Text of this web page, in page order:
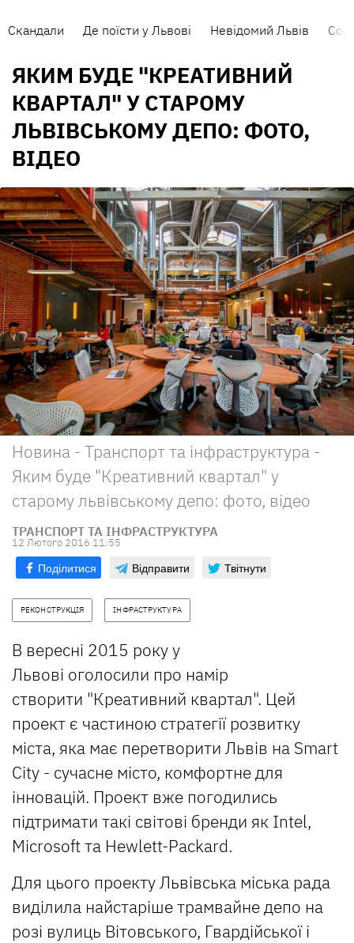
Скандали Де поїсти у Львові Невідомий Львів
ЯКИМ БУДЕ "КРЕАТИВНИЙ
КВАРТАЛ" У СТАРОМУ
ЛЬВІВСЬКОМУ ДЕПО: ФОТО,
ВІДЕО
Новина - Транспорт та інфраструктура -
Яким буде "Креативний квартал" у
старому львівському депо: фото, відео
ТРАНСПОРТ ТА ІНФРАСТРУКТУРА
12 Лютого 2016 11:55
Поділитися Відправити Твітнути
РЕКОНСТРУКЦІЯ ІНФРАСТРУКТУРА
В вересні 2015 року у
Львові оголосили про намір
створити "Креативний квартал". Цей
проект є частиною стратегії розвитку
міста, яка має перетворити Львів на Smart
City - сучасне місто, комфортне для
інновацій. Проект вже погодились
підтримати такі світові бренди як Intel,
Microsoft та Hewlett-Packard.
Для цього проекту Львівська міська рада
виділила найстаріше трамвайне депо на
розі вулиць Вітовського, Гвардійської і